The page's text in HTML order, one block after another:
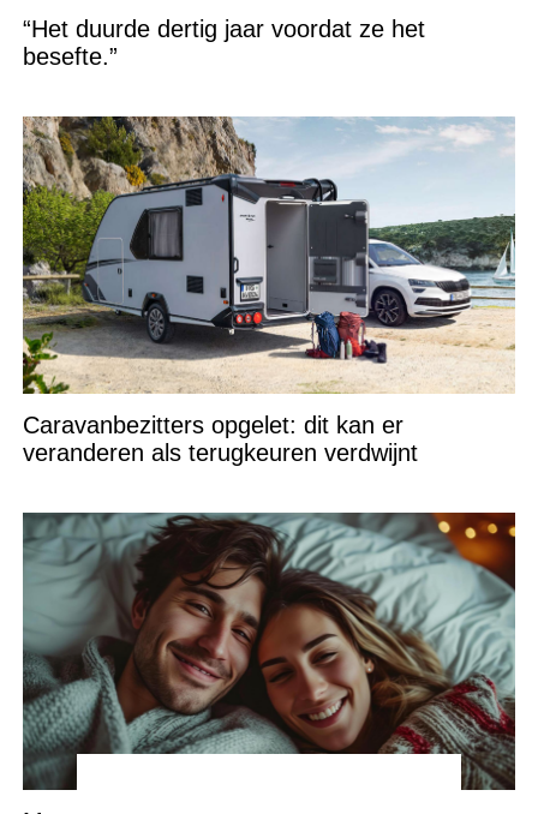
“Het duurde dertig jaar voordat ze het
besefte.”
Caravanbezitters opgelet: dit kan er
veranderen als terugkeuren verdwijnt